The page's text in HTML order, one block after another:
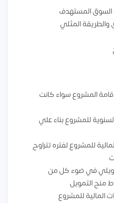
السوق المستهدف
المثلي
المشروع سواء كانت
للمشروع بناء علي
للمشروع لفتره تتراوح
في ضوء كل من
منح التمويل
المالية للمشروع